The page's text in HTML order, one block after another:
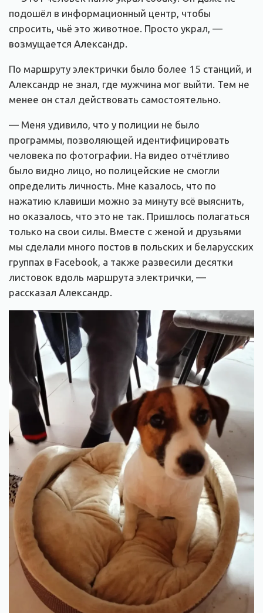
подошёл в информационный центр, чтобы
спросить, чьё это животное. Просто украл, —
возмущается Александр.
По маршруту электрички было более 15 станций, и
Александр не знал, где мужчина мог выйти. Тем не
менее он стал действовать самостоятельно.
— Меня удивило, что у полиции не было
программы, позволяющей идентифицировать
человека по фотографии. На видео отчётливо
было видно лицо, но полицейские не смогли
определить личность. Мне казалось, что по
нажатию клавиши можно за минуту всё выяснить,
но оказалось, что это не так. Пришлось полагаться
только на свои силы. Вместе с женой и друзьями
мы сделали много постов в польских и беларусских
группах в Facebook, а также развесили десятки
листовок вдоль маршрута электрички, —
рассказал Александр.